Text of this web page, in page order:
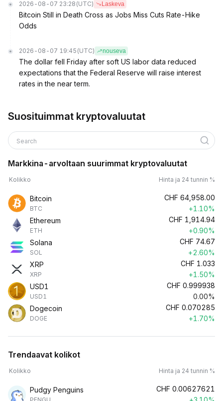
2026-08-07 23:28 (UTC) Laskeva
Bitcoin Still in Death Cross as Jobs Miss Cuts Rate-Hike
Odds
2026-08-07 19:45 (UTC) nouseva
The dollar fell Friday after soft US labor data reduced
expectations that the Federal Reserve will raise interest
rates in the near term.
Suosituimmat kryptovaluutat
Search
Markkina-arvoltaan suurimmat kryptovaluutat
Kolikko Hinta ja 24 tunnin %
Bitcoin
BTC
CHF 64,958.00
+1.10%
Ethereum
ETH
CHF 1,914.94
+0.90%
Solana
SOL
CHF 74.67
+2.60%
XRP
XRP
CHF 1.033
+1.50%
USD1
USD1
CHF 0.999938
0.00%
Dogecoin
DOGE
CHF 0.070285
+1.70%
Trendaavat kolikot
Kolikko Hinta ja 24 tunnin %
Pudgy Penguins CHF 0.00627621